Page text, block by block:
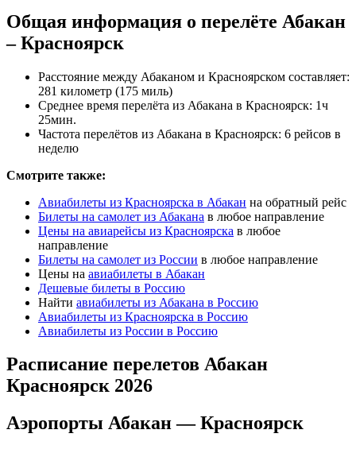
Общая информация о перелёте Абакан
– Красноярск
Расстояние между Абаканом и Красноярском составляет:
281 километр (175 миль)
Среднее время перелёта из Абакана в Красноярск: 1ч
25мин.
Частота перелётов из Абакана в Красноярск: 6 рейсов в
неделю
Смотрите также:
Авиабилеты из Красноярска в Абакан на обратный рейс
Билеты на самолет из Абакана в любое направление
Цены на авиарейсы из Красноярска в любое
направление
Билеты на самолет из России в любое направление
Цены на авиабилеты в Абакан
Дешевые билеты в Россию
Найти авиабилеты из Абакана в Россию
Авиабилеты из Красноярска в Россию
Авиабилеты из России в Россию
Расписание перелетов Абакан
Красноярск 2026
Аэропорты Абакан — Красноярск